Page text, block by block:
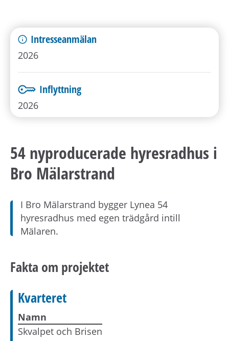
Intresseanmälan
2026
Inflyttning
2026
54 nyproducerade hyresradhus i
Bro Mälarstrand
I Bro Mälarstrand bygger Lynea 54
hyresradhus med egen trädgård intill
Mälaren.
Fakta om projektet
Kvarteret
Namn
Skvalpet och Brisen